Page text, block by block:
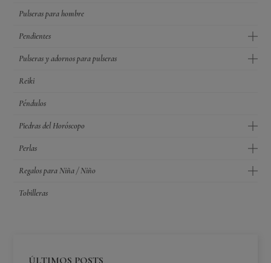
Pulseras para hombre
Pendientes
Pulseras y adornos para pulseras
Reiki
Péndulos
Piedras del Horóscopo
Perlas
Regalos para Niña / Niño
Tobilleras
ÚLTIMOS POSTS